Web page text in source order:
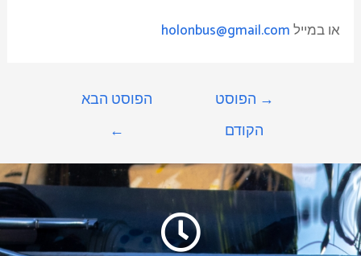
או במיילholonbus@gmail.com
→ הפוסט
הקודם
הפוסט הבא
←